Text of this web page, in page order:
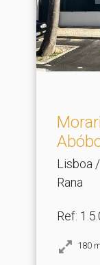
Lisboa
Rana
Ref:
180 m